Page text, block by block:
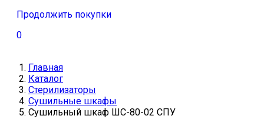
Продолжить покупки
0
Главная
Каталог
Стерилизаторы
Сушильные шкафы
Сушильный шкаф ШС-80-02 СПУ